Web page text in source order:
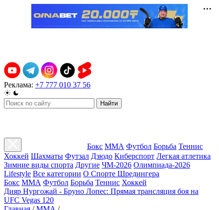
Реклама: +7 777 010 37 56
Найти
Бокс ММА Футбол Борьба Теннис
Хоккей Шахматы Футзал Дзюдо Киберспорт Легкая атлетика
Зимние виды спорта Другие ЧМ-2026 Олимпиада-2026
Lifestyle Все категории О Спорте Шредингера
Бокс ММА Футбол Борьба Теннис Хоккей
Дияр Нургожай - Бруно Лопес: Прямая трансляция боя на
UFC Vegas 120